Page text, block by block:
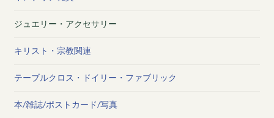
ジュエリー・アクセサリー
キリスト・宗教関連
テーブルクロス・ドイリー・ファブリック
本/雑誌/ポストカード/写真